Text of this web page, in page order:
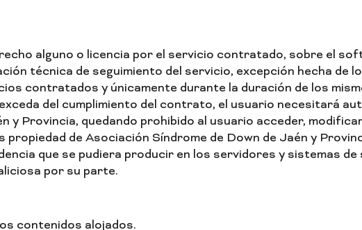
alguno o licencia por el servicio contratado, sobre el
técnica de seguimiento del servicio, excepción hecha de
contratados y únicamente durante la duración de los
del cumplimiento del contrato, el usuario necesitará
y Provincia, quedando prohibido al usuario acceder,
de Asociación Síndrome de Down de Jaén y
que se pudiera producir en los servidores y sistemas
por su parte.
contenidos alojados.